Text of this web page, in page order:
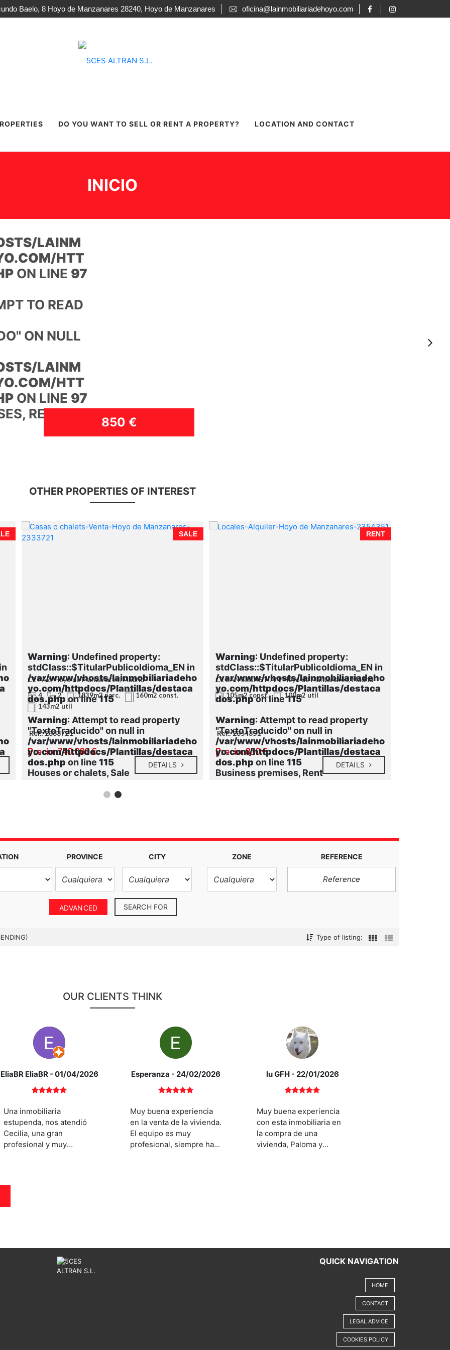
Baelo, 8 Hoyo de Manzanares 28240, Hoyo de Manzanares oficina@lainmobiliariadehoyo.com
DO YOU WANT TO SELL OR RENT A PROPERTY? LOCATION AND CONTACT
INICIO
DETAILS
LAINM
HTT
ON LINE 97
TO READ
ON NULL
LAINM
HTT
ON LINE 97
RENT
850 €
OTHER PROPERTIES OF INTEREST
SALE
Warning: Undefined property:
stdClass::$TitularPublicoIdioma_EN in
/var/www/vhosts/lainmobiliariadeho
yo.com/httpdocs/Plantillas/destaca
dos.phpon line115
Warning: Attempt to read property
"TextoTraducido" on null in
/var/www/vhosts/lainmobiliariadeho
yo.com/httpdocs/Plantillas/destaca
dos.php on line 115
Houses or chalets, Sale
CL PAZ, Hoyo de Manzanares, Madrid
4 2 1839m2 parc.
160m2 const.
143m2 util
Ref.: 2333721
Precio: 740.000 €
DETAILS
RENT
Warning: Undefined property:
stdClass::$TitularPublicoIdioma_EN in
/var/www/vhosts/lainmobiliariadeho
yo.com/httpdocs/Plantillas/destaca
dos.phpon line115
Warning: Attempt to read property
"TextoTraducido" on null in
/var/www/vhosts/lainmobiliariadeho
yo.com/httpdocs/Plantillas/destaca
dos.php on line 115
Business premises, Rent
CL SAN SEBASTIAN, Hoyo de Manzanares, Madrid
105m2 const. 100m2 util
Ref.: 2354351
Precio: 850 €
DETAILS
PROVINCE CITY ZONE REFERENCE
ADVANCED SEARCH FOR
Type of listing:
OUR CLIENTS THINK
EliaBR EliaBR - 01/04/2026
Una inmobiliaria
estupenda, nos atendió
Cecilia, una gran
profesional y muy
Esperanza - 24/02/2026
Muy buena experiencia
en la venta de la vivienda.
El equipo es muy
profesional, siempre han
lu GFH - 22/01/2026
Muy buena experiencia
con esta inmobiliaria en
la compra de una
vivienda, Paloma y
QUICK NAVIGATION
HOME
CONTACT
LEGAL ADVICE
COOKIES POLICY